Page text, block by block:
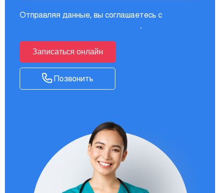
Отправляя данные, вы соглашаетесь с
.
Записаться онлайн
Позвонить